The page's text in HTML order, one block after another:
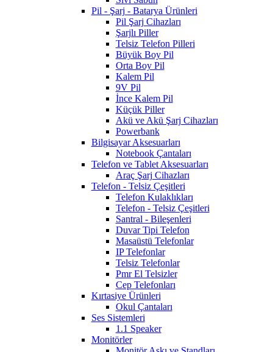
Pil - Şarj - Batarya Ürünleri
Pil Şarj Cihazları
Şarjlı Piller
Telsiz Telefon Pilleri
Büyük Boy Pil
Orta Boy Pil
Kalem Pil
9V Pil
İnce Kalem Pil
Küçük Piller
Akü ve Akü Şarj Cihazları
Powerbank
Bilgisayar Aksesuarları
Notebook Çantaları
Telefon ve Tablet Aksesuarları
Araç Şarj Cihazları
Telefon - Telsiz Çeşitleri
Telefon Kulaklıkları
Telefon - Telsiz Çeşitleri
Santral - Bileşenleri
Duvar Tipi Telefon
Masaüstü Telefonlar
IP Telefonlar
Telsiz Telefonlar
Pmr El Telsizler
Cep Telefonları
Kırtasiye Ürünleri
Okul Çantaları
Ses Sistemleri
1.1 Speaker
Monitörler